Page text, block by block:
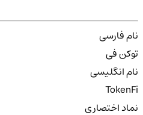
نام فارسی
توکن فی
نام انگلیسی
TokenFi
نماد اختصاری